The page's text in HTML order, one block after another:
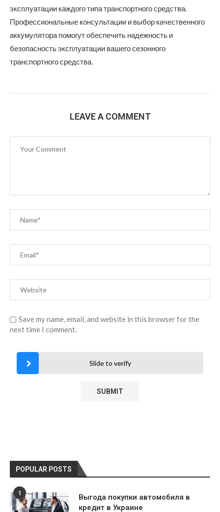
эксплуатации каждого типа транспортного средства.
Профессиональные консультации и выбор качественного
аккумулятора помогут обеспечить надежность и
безопасность эксплуатации вашего сезонного
транспортного средства.
LEAVE A COMMENT
Save my name, email, and website in this browser for the
next time I comment.
Slide to verify
POPULAR POSTS
1
Выгода покупки автомобиля в
кредит в Украине